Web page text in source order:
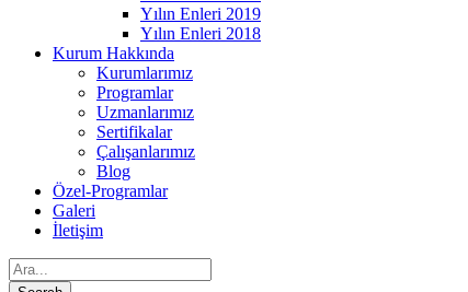
Yılın Enleri 2019
Yılın Enleri 2018
Kurum Hakkında
Kurumlarımız
Programlar
Uzmanlarımız
Sertifikalar
Çalışanlarımız
Blog
Özel-Programlar
Galeri
İletişim